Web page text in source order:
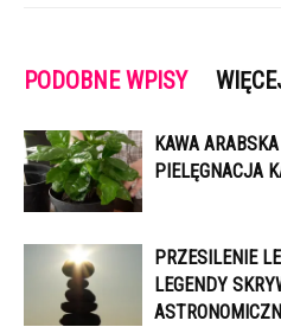
PODOBNE WPISY
KAWA
PIELĘGNACJA
PRZESILENIE
LEGENDY